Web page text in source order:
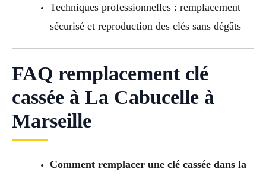
Techniques professionnelles : remplacement
sécurisé et reproduction des clés sans dégâts
FAQ remplacement clé
cassée à La Cabucelle à
Marseille
Comment remplacer une clé cassée dans la